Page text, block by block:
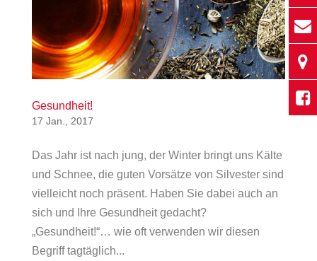
Gesundheit!
17 Jan., 2017
Das Jahr ist nach jung, der Winter bringt uns Kälte
und Schnee, die guten Vorsätze von Silvester sind
vielleicht noch präsent. Haben Sie dabei auch an
sich und Ihre Gesundheit gedacht?
„Gesundheit!“… wie oft verwenden wir diesen
Begriff tagtäglich...